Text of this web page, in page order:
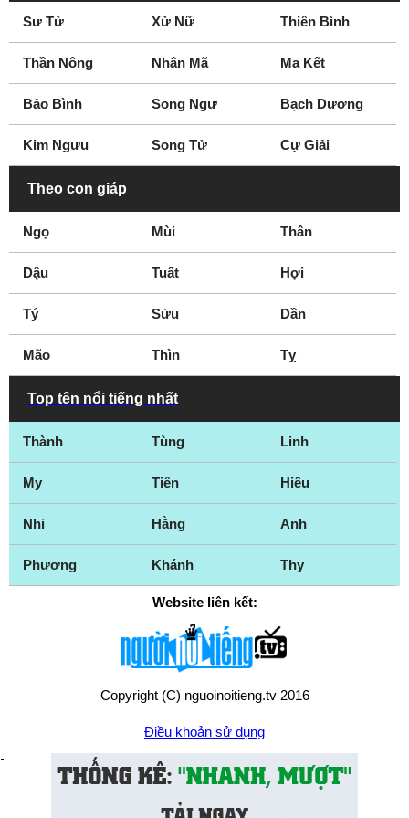
Sư Tử Xử Nữ Thiên Bình
Thần Nông Nhân Mã Ma Kết
Bảo Bình Song Ngư Bạch Dương
Kim Ngưu Song Tử Cự Giải
Theo con giáp
Ngọ Mùi Thân
Dậu Tuất Hợi
Tý Sửu Dần
Mão Thìn Tỵ
Top tên nổi tiếng nhất
Thành Tùng Linh
My Tiên Hiếu
Nhi Hằng Anh
Phương Khánh Thy
Website liên kết:
Copyright (C) nguoinoitieng.tv 2016
Điều khoản sử dụng